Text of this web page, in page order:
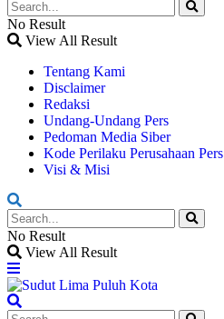
No Result
View All Result
Tentang Kami
Disclaimer
Redaksi
Undang-Undang Pers
Pedoman Media Siber
Kode Perilaku Perusahaan Pers
Visi & Misi
No Result
View All Result